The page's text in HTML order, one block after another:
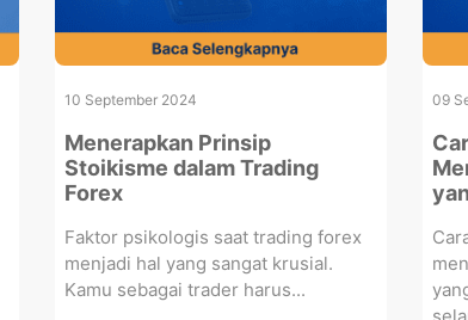
10 September 2024
Menerapkan Prinsip
Stoikisme dalam Trading
Forex
Faktor psikologis saat trading forex
menjadi hal yang sangat krusial.
Kamu sebagai trader harus...
09